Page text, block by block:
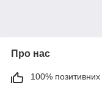
Про нас
100% позитивних